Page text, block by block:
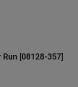
[08128-357]